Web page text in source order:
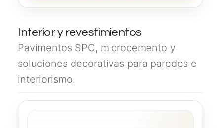
Interior y revestimientos
Pavimentos SPC, microcemento y
soluciones decorativas para paredes e
interiorismo.